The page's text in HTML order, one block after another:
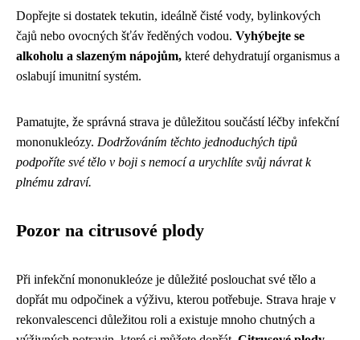
Dopřejte si dostatek tekutin, ideálně čisté vody, bylinkových
čajů nebo ovocných šťáv ředěných vodou. Vyhýbejte se
alkoholu a slazeným nápojům, které dehydratují organismus a
oslabují imunitní systém.
Pamatujte, že správná strava je důležitou součástí léčby infekční
mononukleózy. Dodržováním těchto jednoduchých tipů
podpoříte své tělo v boji s nemocí a urychlíte svůj návrat k
plnému zdraví.
Pozor na citrusové plody
Při infekční mononukleóze je důležité poslouchat své tělo a
dopřát mu odpočinek a výživu, kterou potřebuje. Strava hraje v
rekonvalescenci důležitou roli a existuje mnoho chutných a